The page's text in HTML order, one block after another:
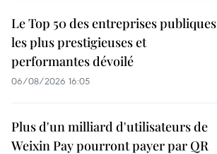
Le Top 50 des entreprises publiques
les plus prestigieuses et
performantes dévoilé
06/08/2026 16:05
Plus d'un milliard d'utilisateurs de
Weixin Pay pourront payer par QR